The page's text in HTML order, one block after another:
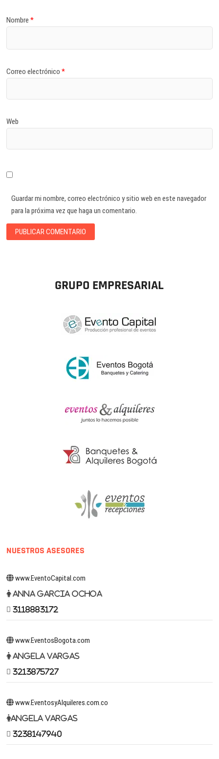
Nombre*
Correo electrónico*
Web
Guardar mi nombre, correo electrónico y sitio web en este navegador
para la próxima vez que haga un comentario.
GRUPO EMPRESARIAL
NUESTROS ASESORES
www.EventoCapital.com
Anna Garcia Ochoa
3118883172
www.EventosBogota.com
Angela Vargas
3213875727
www.EventosyAlquileres.com.co
Angela Vargas
3238147940